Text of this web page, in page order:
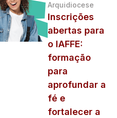
Arquidiocese
Inscrições
abertas para
o IAFFE:
formação
para
aprofundar a
fé e
fortalecer a